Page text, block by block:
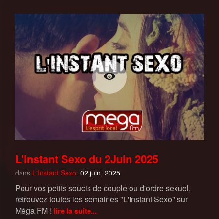
L'instant Sexo du 2Juin 2025
dans L'Instant Sexo 02 juin, 2025
Pour vos petits soucis de couple ou d'ordre sexuel,
retrouvez toutes les semaines "L'Instant Sexo" sur
Méga FM ! lire la suite...